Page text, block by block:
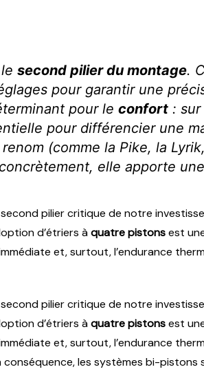
second pilier du montage.
pour garantir une
pour le confort : sur
pour différencier une
(comme la Pike, la
elle apporte une
pilier critique de notre
d’étriers àquatre pistonsest
et, surtout, l’endurance
pilier critique de notre
d’étriers àquatre pistonsest
et, surtout, l’endurance
conséquence, les systèmes bi-